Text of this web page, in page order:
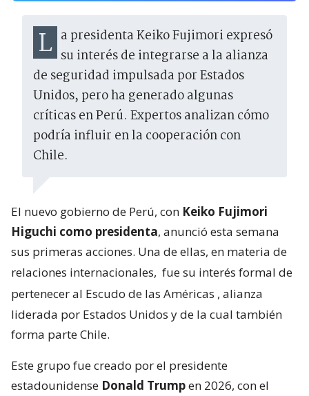
La presidenta Keiko Fujimori expresó su interés de integrarse a la alianza
de seguridad impulsada por Estados
Unidos, pero ha generado algunas
críticas en Perú. Expertos analizan cómo
podría influir en la cooperación con
Chile.
El nuevo gobierno de Perú, con Keiko Fujimori
Higuchi como presidenta, anunció esta semana
sus primeras acciones. Una de ellas, en materia de
relaciones internacionales, fue su interés formal de
pertenecer al Escudo de las Américas , alianza
liderada por Estados Unidos y de la cual también
forma parte Chile.
Este grupo fue creado por el presidente
estadounidense Donald Trumpen 2026, con el